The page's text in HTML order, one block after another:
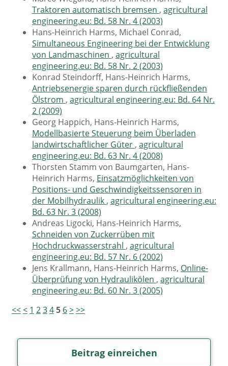
Traktoren automatisch bremsen , agricultural
engineering.eu: Bd. 58 Nr. 4 (2003)
Hans-Heinrich Harms, Michael Conrad,
Simultaneous Engineering bei der Entwicklung
von Landmaschinen , agricultural
engineering.eu: Bd. 58 Nr. 2 (2003)
Konrad Steindorff, Hans-Heinrich Harms,
Antriebsenergie sparen durch rückfließenden
Ölstrom , agricultural engineering.eu: Bd. 64 Nr.
2 (2009)
Georg Happich, Hans-Heinrich Harms,
Modellbasierte Steuerung beim Überladen
landwirtschaftlicher Güter , agricultural
engineering.eu: Bd. 63 Nr. 4 (2008)
Thorsten Stamm von Baumgarten, Hans-
Heinrich Harms, Einsatzmöglichkeiten von
Positions- und Geschwindigkeitssensoren in
der Mobilhydraulik , agricultural engineering.eu:
Bd. 63 Nr. 3 (2008)
Andreas Ligocki, Hans-Heinrich Harms,
Schneiden von Zuckerrüben mit
Hochdruckwasserstrahl , agricultural
engineering.eu: Bd. 57 Nr. 6 (2002)
Jens Krallmann, Hans-Heinrich Harms, Online-
Überprüfung von Hydraulikölen , agricultural
engineering.eu: Bd. 60 Nr. 3 (2005)
<<< 1 2345 6>>>
Beitrag einreichen